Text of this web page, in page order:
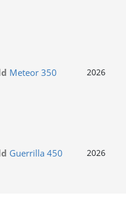
Meteor 350 2026
Guerrilla 450 2026